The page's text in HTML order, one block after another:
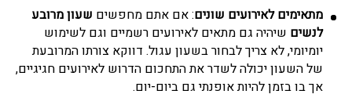
מתאימים לאירועים שונים: אם אתם מחפשים שעון מרובע
לנשים שיהיה גם מתאים לאירועים רשמיים וגם לשימוש
יומיומי, לא צריך לבחור בשעון עגול. דווקא צורתו המרובעת
של השעון יכולה לשדר את התחכום הדרוש לאירועים חגיגיים,
אך בו בזמן להיות אופנתי גם ביום-יום.